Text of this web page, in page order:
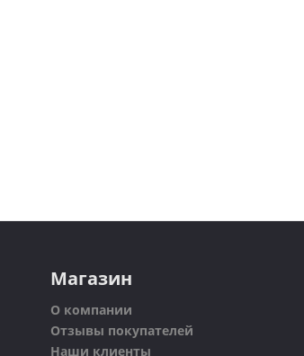
Магазин
О компании
Отзывы покупателей
Наши клиенты